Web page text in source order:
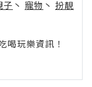
子 丶 寵物 丶 扮靚
玩樂資訊！